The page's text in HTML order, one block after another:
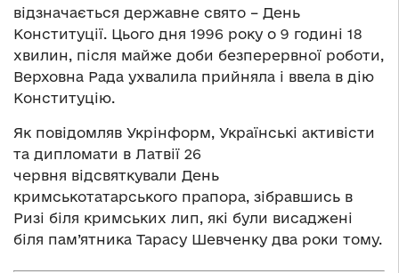
відзначається державне свято – День
Конституції. Цього дня 1996 року о 9 годині 18
хвилин, після майже доби безперервної роботи,
Верховна Рада ухвалила прийняла і ввела в дію
Конституцію.
Як повідомляв Укрінформ, Українські активісти
та дипломати в Латвії 26
червня відсвяткували День
кримськотатарського прапора, зібравшись в
Ризі біля кримських лип, які були висаджені
біля пам’ятника Тарасу Шевченку два роки тому.